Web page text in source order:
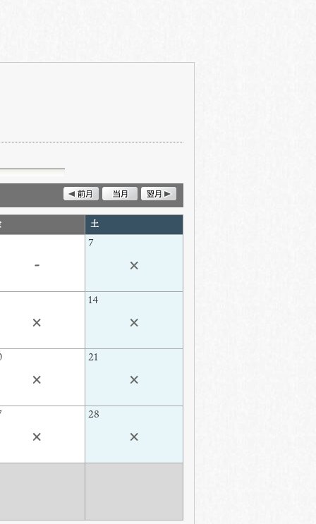
土
-
7
×
×
14
×
×
21
×
×
28
×